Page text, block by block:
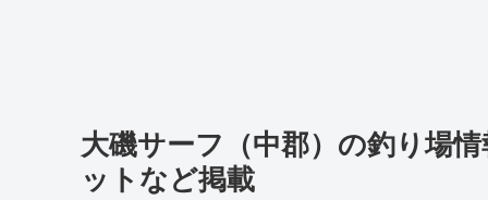
大磯サーフ（中郡）の釣り場
ットなど掲載